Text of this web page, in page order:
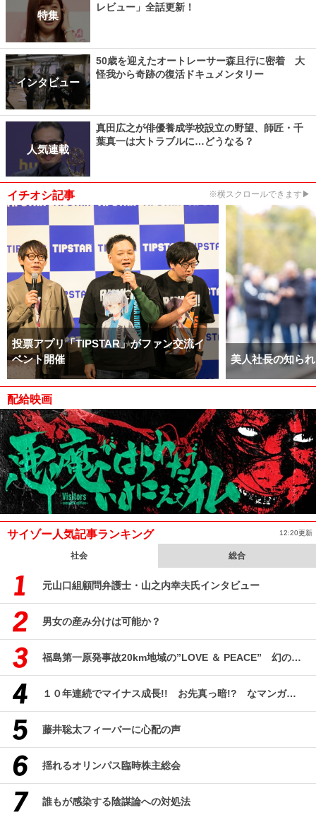
特集
レビュー」全話更新！
インタビュー
50歳を迎えたオートレーサー森且行に密着 大
怪我から奇跡の復活ドキュメンタリー
人気連載
真田広之が俳優養成学校設立の野望、師匠・千
葉真一は大トラブルに…どうなる？
イチオシ記事 ※横スクロールできます▶
投票アプリ「TIPSTAR」がファン交流イ
ベント開催
美人社長の知ら
配給映画
サイゾー人気記事ランキング 12:20更新
社会 総合
元山口組顧問弁護士・山之内幸夫氏インタビュー
男女の産み分けは可能か？
福島第一原発事故20km地域の”LOVE ＆ PEACE” 幻のコミューン「獏原人村」の現在
１０年連続でマイナス成長!! お先真っ暗!? なマンガ産業研究
藤井聡太フィーバーに心配の声
揺れるオリンパス臨時株主総会
誰もが感染する陰謀論への対処法